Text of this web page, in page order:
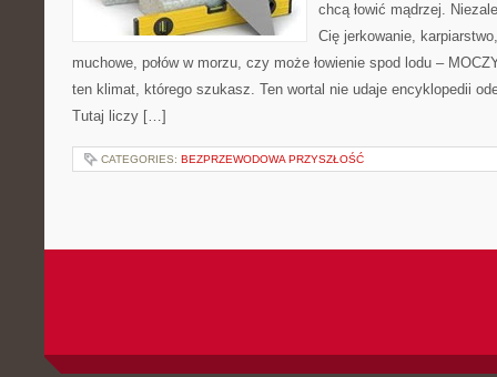
chcą łowić mądrzej.
Cię jerkowanie,
muchowe, połów w morzu, czy może łowienie spod lodu –
ten klimat, którego szukasz. Ten wortal nie udaje encyklopedii
Tutaj liczy […]
CATEGORIES: BEZPRZEWODOWA PRZYSZŁOŚĆ